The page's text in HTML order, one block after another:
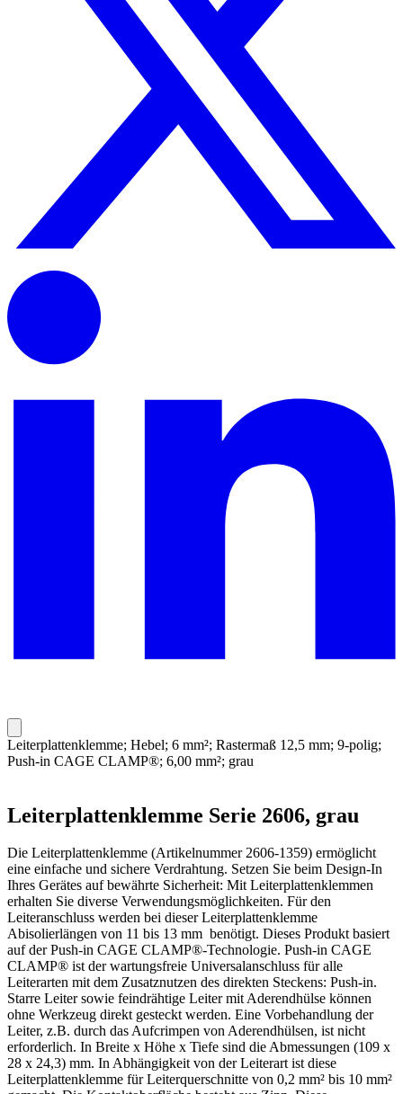
Leiterplattenklemme; Hebel; 6 mm²; Rastermaß 12,5 mm; 9-polig;
Push-in CAGE CLAMP®; 6,00 mm²; grau
Leiterplattenklemme Serie 2606, grau
Die Leiterplattenklemme (Artikelnummer 2606-1359) ermöglicht
eine einfache und sichere Verdrahtung. Setzen Sie beim Design-In
Ihres Gerätes auf bewährte Sicherheit: Mit Leiterplattenklemmen
erhalten Sie diverse Verwendungsmöglichkeiten. Für den
Leiteranschluss werden bei dieser Leiterplattenklemme
Abisolierlängen von 11 bis 13 mm benötigt. Dieses Produkt basiert
auf der Push-in CAGE CLAMP®-Technologie. Push-in CAGE
CLAMP® ist der wartungsfreie Universalanschluss für alle
Leiterarten mit dem Zusatznutzen des direkten Steckens: Push-in.
Starre Leiter sowie feindrähtige Leiter mit Aderendhülse können
ohne Werkzeug direkt gesteckt werden. Eine Vorbehandlung der
Leiter, z.B. durch das Aufcrimpen von Aderendhülsen, ist nicht
erforderlich. In Breite x Höhe x Tiefe sind die Abmessungen (109 x
28 x 24,3) mm. In Abhängigkeit von der Leiterart ist diese
Leiterplattenklemme für Leiterquerschnitte von 0,2 mm² bis 10 mm²